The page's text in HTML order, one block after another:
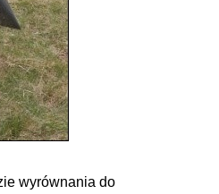
wyrównania do